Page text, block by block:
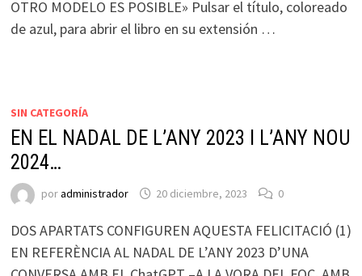
OTRO MODELO ES POSIBLE» Pulsar el título, coloreado
de azul, para abrir el libro en su extensión …
SIN CATEGORÍA
EN EL NADAL DE L’ANY 2023 I L’ANY NOU
2024…
poradministrador 20 diciembre, 2023 0
DOS APARTATS CONFIGUREN AQUESTA FELICITACIÓ (1)
EN REFERÈNCIA AL NADAL DE L’ANY 2023 D’UNA